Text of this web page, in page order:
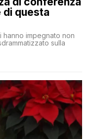
di questa
impegnato non
sulla